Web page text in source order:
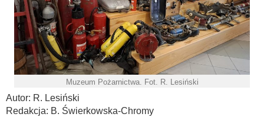
Muzeum Pożarnictwa. Fot. R. Lesiński
Autor: R. Lesiński
Redakcja: B. Świerkowska-Chromy